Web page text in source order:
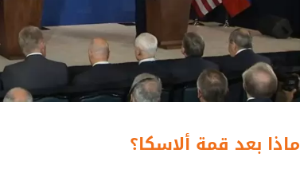
ماذا بعد قمة ألاسكا؟